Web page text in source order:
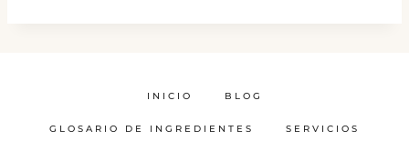
INICIO BLOG
GLOSARIO DE INGREDIENTES SERVICIOS